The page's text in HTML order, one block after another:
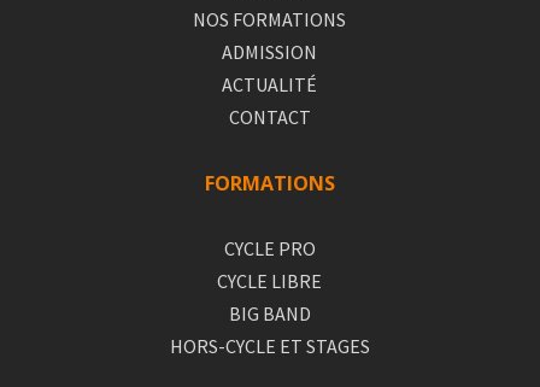
NOS FORMATIONS
ADMISSION
ACTUALITÉ
CONTACT
FORMATIONS
CYCLE PRO
CYCLE LIBRE
BIG BAND
HORS-CYCLE ET STAGES